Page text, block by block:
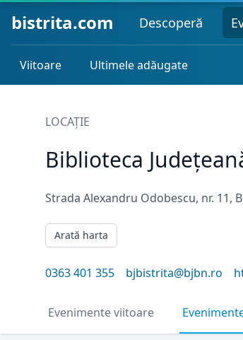
bistrita.com Descoperă
Viitoare Ultimele adăugate
LOCAȚIE
Biblioteca
Strada Alexandru Odobescu, nr. 11,
Arată harta
0363 401 355 bjbistrita@bjbn.ro
Evenimente viitoare